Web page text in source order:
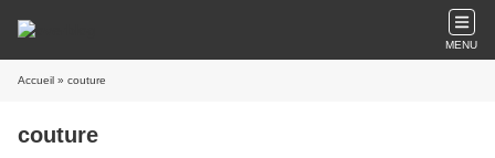
MENU
Accueil » couture
couture